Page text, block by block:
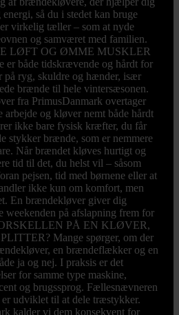
energi, så du i stedet kan bruge
virkelig tæller – som at nyde
og samværet med familien.
LØFT OG ØMME MUSKLER
er både tidskrævende og hårdt for
på ryg, skuldre og hænder, især
brænde til hele vintersæsonen.
fra PrimusDanmark overtager
arbejde og kløver nemt både hårdt
ikke bare fysisk kræfter, du får
stykker brænde, som er nemmere
Når brændet kløves hurtigt og
tid til det, du helst vil – såsom
pejsen, tid med børnene eller at
ikke kun om komfort, men
En brændekløver giver dig
weekenden på afslapning frem for
PÅ EN KLØVER,
Mange spørger, om der
en brændeflækker og en
ja og nej. I praksis er det
for samme type maskine,
og brugssprog. Fællesnævneren
er udviklet til at dele træstykker.
kalder vi dem konsekvent for